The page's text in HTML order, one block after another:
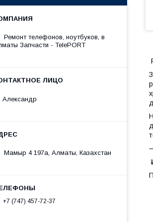
Ремонт телефонов, ноутбуков, в
Запчасти - TelePORT
Александр
Мамыр 4 197а, Алматы, Казахстан
+7 (747) 457-72-37